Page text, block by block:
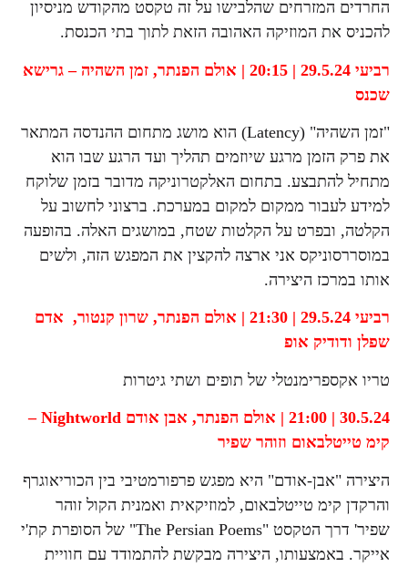
החרדים המזרחים שהלבישו על זה טקסט מהקודש מניסיון
להכניס את המוזיקה האהובה הזאת לתוך בתי הכנסת.
רביעי 29.5.24 | 20:15 | אולם הפנתר,
זמן השהיה – גרישא
שכנס
"זמן השהיה" (Latency) הוא מושג מתחום ההנדסה המתאר
את פרק הזמן מרגע שיוזמים תהליך ועד הרגע שבו הוא
מתחיל להתבצע. בתחום האלקטרוניקה מדובר בזמן שלוקח
למידע לעבור ממקום למקום במערכת. ברצוני לחשוב על
הקלטה, ובפרט על הקלטות שטח, במושגים האלה. בהופעה
במוסררסוניקס אני ארצה להקצין את המפגש הזה, ולשים
אותו במרכז היצירה.
רביעי 29.5.24 | 21:30 | אולם הפנתר,
שרון קנטור, אדם
שפלן ודודיק אופ
טריו אקספרימנטלי של תופים ושתי גיטרות
30.5.24 |
21:00 | אולם הפנתר, אבן אודם Nightworld –
קימ טייטלבאום וזוהר שפיר
היצירה "אבן-אודם" היא מפגש פרפורמטיבי בין הכוריאוגרף
והרקדן קימ טייטלבאום, למוזיקאית ואמנית הקול זוהר
שפיר' דרך הטקסט "The Persian Poems" של הסופרת קת'י
אייקר. באמצעותו, היצירה מבקשת להתמודד עם חוויית